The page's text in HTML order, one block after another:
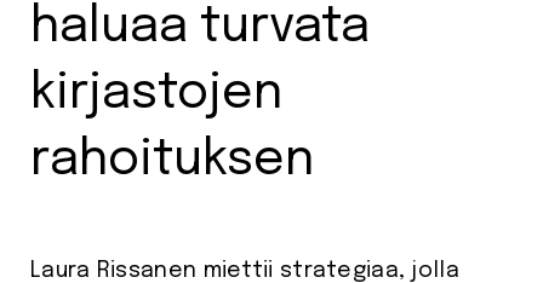
haluaa turvata
kirjastojen
rahoituksen
Laura Rissanen miettii strategiaa, jolla